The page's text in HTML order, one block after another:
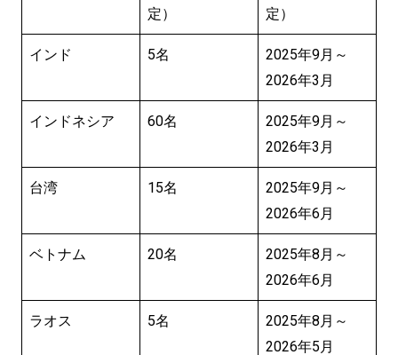
定）
定）
インド 5名
2025年9月～
2026年3月
インドネシア 60名
2025年9月～
2026年3月
台湾 15名
2025年9月～
2026年6月
ベトナム 20名
2025年8月～
2026年6月
ラオス 5名
2025年8月～
2026年5月